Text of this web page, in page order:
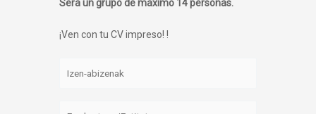
Será un grupo de máximo 14 personas.
¡Ven con tu CV impreso! !